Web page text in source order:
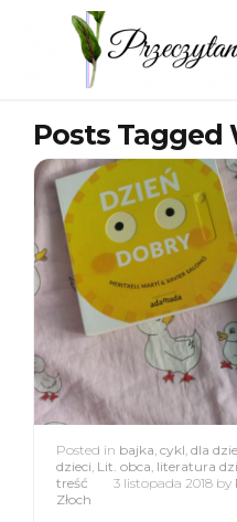
Posts Tagged
Posted in bajka, cykl, dla
dzieci, Lit. obca, literatura
treść
3 listopada 2018 by
Złoch